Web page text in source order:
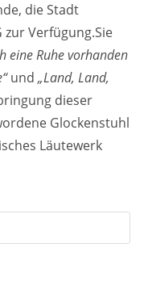
die Stadt
zur Verfügung.Sie
eine Ruhe vorhanden
und„Land, Land,
dieser
Glockenstuhl
Läutewerk